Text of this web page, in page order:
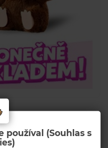
používal (Souhlas s